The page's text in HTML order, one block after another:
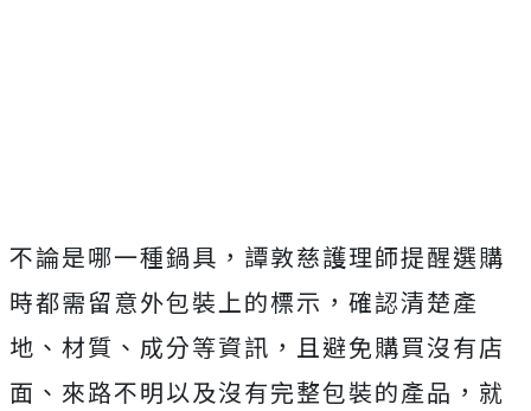
不論是哪一種鍋具，譚敦慈護理師提醒選購
時都需留意外包裝上的標示，確認清楚產
地、材質、成分等資訊，且避免購買沒有店
面、來路不明以及沒有完整包裝的產品，就